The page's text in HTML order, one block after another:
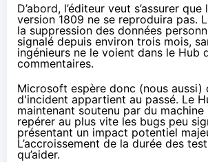
D’abord, l’éditeur veut s’assurer
version 1809 ne se reproduira pas.
la suppression des données
signalé depuis environ trois mois,
ingénieurs ne le voient dans le Hub
commentaires.
Microsoft espère donc (nous aussi)
d'incident appartient au passé. Le
maintenant soutenu par du
repérer au plus vite les bugs peu
présentant un impact potentiel
L’accroissement de la durée des
qu’aider.